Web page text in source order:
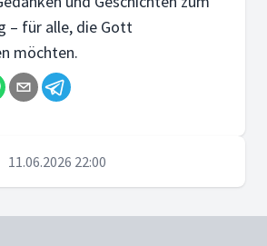
– für alle, die Gott
möchten.
11.06.2026 22:00